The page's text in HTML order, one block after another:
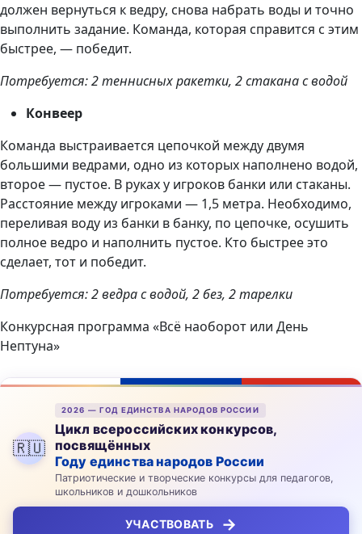
должен вернуться к ведру, снова набрать воды и точно
выполнить задание. Команда, которая справится с этим
быстрее, — победит.
Потребуется: 2 теннисных ракетки, 2 стакана с водой
Конвеер
Команда выстраивается цепочкой между двумя
большими ведрами, одно из которых наполнено водой,
второе — пустое. В руках у игроков банки или стаканы.
Расстояние между игроками — 1,5 метра. Необходимо,
переливая воду из банки в банку, по цепочке, осушить
полное ведро и наполнить пустое. Кто быстрее это
сделает, тот и победит.
Потребуется: 2 ведра с водой, 2 без, 2 тарелки
Конкурсная программа «Всё наоборот или День
Нептуна»
🇷🇺
2026 — ГОД ЕДИНСТВА НАРОДОВ РОССИИ
Цикл всероссийских конкурсов,
посвящённых
Году единства народов России
Патриотические и творческие конкурсы для педагогов,
школьников и дошкольников
УЧАСТВОВАТЬ →